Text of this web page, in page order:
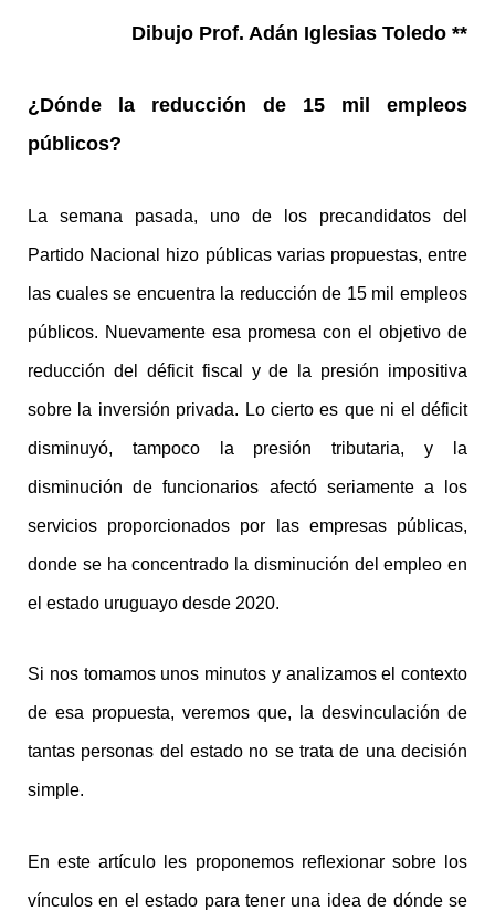
Dibujo Prof. Adán Iglesias Toledo **
¿Dónde la reducción de 15 mil empleos
públicos?
La semana pasada, uno de los precandidatos del
Partido Nacional hizo públicas varias propuestas, entre
las cuales se encuentra la reducción de 15 mil empleos
públicos. Nuevamente esa promesa con el objetivo de
reducción del déficit fiscal y de la presión impositiva
sobre la inversión privada. Lo cierto es que ni el déficit
disminuyó, tampoco la presión tributaria, y la
disminución de funcionarios afectó seriamente a los
servicios proporcionados por las empresas públicas,
donde se ha concentrado la disminución del empleo en
el estado uruguayo desde 2020.
Si nos tomamos unos minutos y analizamos el contexto
de esa propuesta, veremos que, la desvinculación de
tantas personas del estado no se trata de una decisión
simple.
En este artículo les proponemos reflexionar sobre los
vínculos en el estado para tener una idea de dónde se